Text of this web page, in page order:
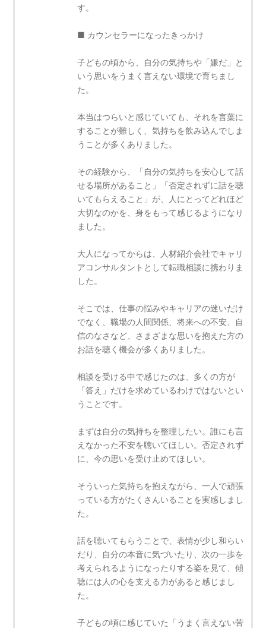
す。
■ カウンセラーになったきっかけ
子どもの頃から、自分の気持ちや「嫌だ」と
いう思いをうまく言えない環境で育ちまし
た。
本当はつらいと感じていても、それを言葉に
することが難しく、気持ちを飲み込んでしま
うことが多くありました。
その経験から、「自分の気持ちを安心して話
せる場所があること」「否定されずに話を聴
いてもらえること」が、人にとってどれほど
大切なのかを、身をもって感じるようになり
ました。
大人になってからは、人材紹介会社でキャリ
アコンサルタントとして転職相談に携わりま
した。
そこでは、仕事の悩みやキャリアの迷いだけ
でなく、職場の人間関係、将来への不安、自
信のなさなど、さまざまな思いを抱えた方の
お話を聴く機会が多くありました。
相談を受ける中で感じたのは、多くの方が
「答え」だけを求めているわけではないとい
うことです。
まずは自分の気持ちを整理したい。誰にも言
えなかった不安を聴いてほしい。否定されず
に、今の思いを受け止めてほしい。
そういった気持ちを抱えながら、一人で頑張
っている方がたくさんいることを実感しまし
た。
話を聴いてもらうことで、表情が少し和らい
だり、自分の本音に気づいたり、次の一歩を
考えられるようになったりする姿を見て、傾
聴には人の心を支える力があると感じまし
た。
子どもの頃に感じていた「うまく言えない苦